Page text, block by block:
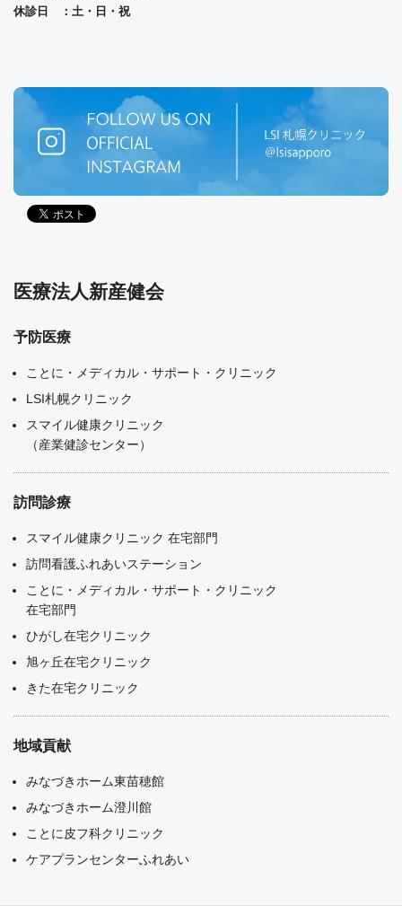
休診日 ：土・日・祝
医療法人新産健会
予防医療
ことに・メディカル・サポート・クリニック
LSI札幌クリニック
スマイル健康クリニック
（産業健診センター）
訪問診療
スマイル健康クリニック 在宅部門
訪問看護ふれあいステーション
ことに・メディカル・サポート・クリニック
在宅部門
ひがし在宅クリニック
旭ヶ丘在宅クリニック
きた在宅クリニック
地域貢献
みなづきホーム東苗穂館
みなづきホーム澄川館
ことに皮フ科クリニック
ケアプランセンターふれあい